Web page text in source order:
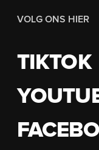
VOLG ONS HIER
TIKTOK